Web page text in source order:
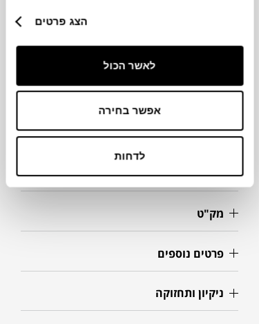
הצג פרטים
לאשר הכול
אפשר בחירה
לדחות
מותג
מידות
מידע על חומרים
מק"ט
פרטים נוספים
ניקיון ותחזוקה